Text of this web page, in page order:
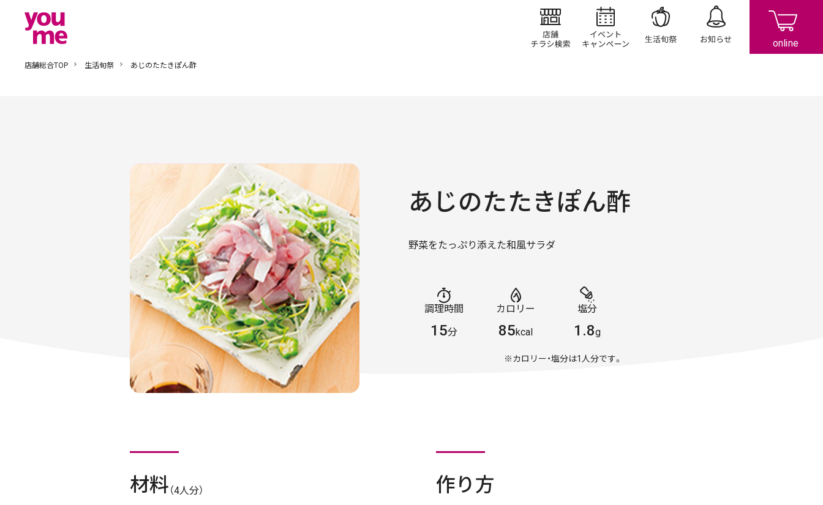
店舗/チラシ検索イベント/キャンペーン
生活旬祭 お知らせ
店舗総合TOP 生活旬祭 あじのたたきぽん酢
あじのたたきぽん酢
野菜をたっぷり添えた和風サラダ
調理時間
15分
カロリー
85kcal
塩分
1.8g
※カロリー・塩分は1人分です。
材料 （4人分） 作り方